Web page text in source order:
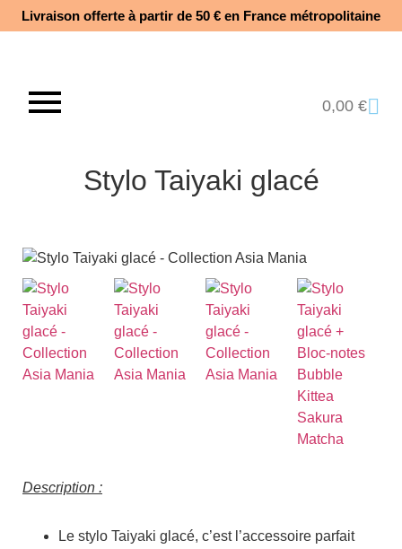
Livraison offerte à partir de 50 € en France métropolitaine​
0,00€
Stylo Taiyaki glacé
Description :
Le stylo Taiyaki glacé, c’est l’accessoire parfait